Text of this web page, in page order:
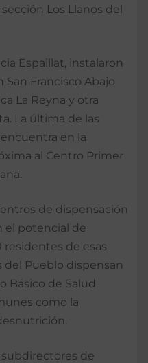
Los Llanos del
Espaillat, instalaron
San Francisco Abajo
La Reyna y otra
La última de las
en la
al Centro Primer
de dispensación
el potencial de
residentes de esas
del Pueblo dispensan
Básico de Salud
como la
de